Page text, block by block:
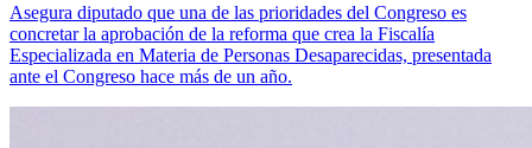
Asegura diputado que una de las prioridades del Congreso es
concretar la aprobación de la reforma que crea la Fiscalía
Especializada en Materia de Personas Desaparecidas, presentada
ante el Congreso hace más de un año.